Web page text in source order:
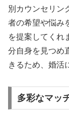
別カウンセリン
者の希望や悩み
を提案してくれ
分自身を見つめ
きるため、婚活
多彩なマッ